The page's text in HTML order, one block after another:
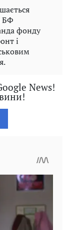
БФ
фонду
і
News!